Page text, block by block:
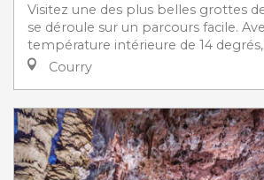
Visitez une des plus belles grottes
se déroule sur un parcours facile.
température intérieure de 14 degrés,
Courry